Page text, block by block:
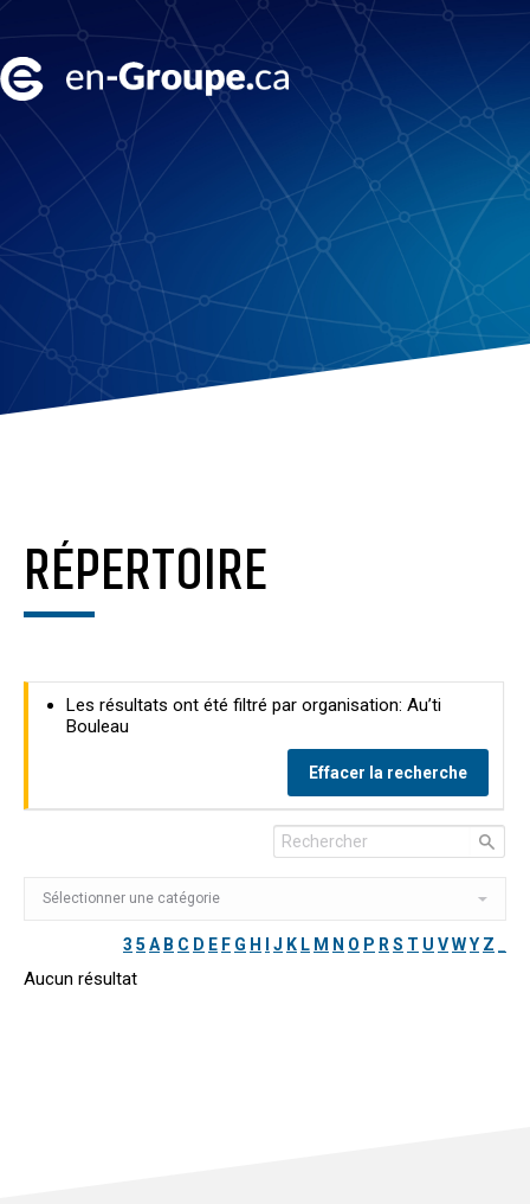
RÉPERTOIRE
Les résultats ont été filtré par organisation: Au’ti
Bouleau
Effacer la recherche
3 5 A B C D E F G H J K L M N O P R S T U VWY Z
Aucun résultat